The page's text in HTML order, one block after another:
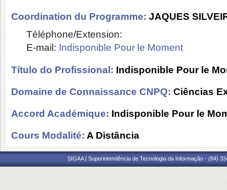
Coordination du Programme: JAQUES
Téléphone/Extension:
E-mail: Indisponible Pour le Moment
Título do Profissional: Indisponible Pour le
Domaine de Connaissance CNPQ: Ciências
Accord Académique: Indisponible Pour le
Cours Modalité: A Distância
SIGAA | Superintendência de Tecnologia da Informação - (84)